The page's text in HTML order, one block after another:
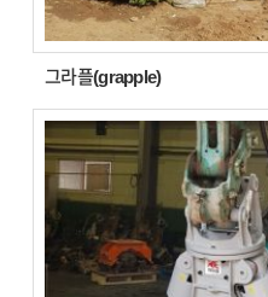
그라플(grapple)